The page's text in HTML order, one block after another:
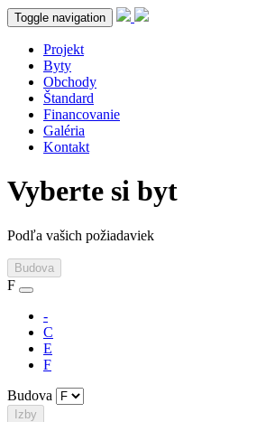
Toggle navigation
Projekt
Byty
Obchody
Štandard
Financovanie
Galéria
Kontakt
Vyberte si byt
Podľa vašich požiadaviek
Budova
F
-
C
E
F
Budova
Izby